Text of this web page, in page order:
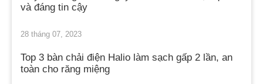
và đáng tin cậy
28 tháng 07, 2023
Top 3 bàn chải điện Halio làm sạch gấp 2 lần, an
toàn cho răng miệng